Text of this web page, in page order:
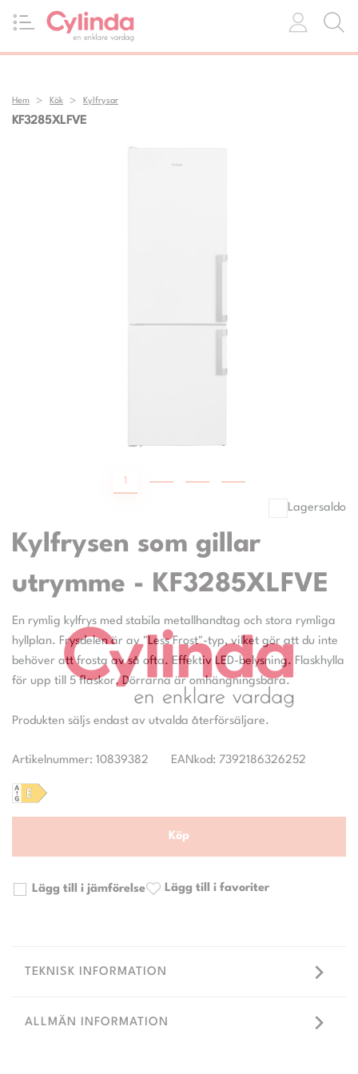
Hem Kök Kylfrysar
KF3285XLFVE
1
Lagersaldo
Kylfrysen som gillar
utrymme - KF3285XLFVE
En rymlig kylfrys med stabila metallhandtag och stora rymliga
hyllplan. Frysdelen är av "Less Frost"-typ, vilket gör att du inte
behöver att frosta av så ofta. Effektiv LED-belysning. Flaskhylla
för upp till 5 flaskor. Dörrarna är omhängningsbara.
Artikelnummer: 10839382 EANkod: 7392186326252
Köp
Lägg till i jämförelse Lägg till i favoriter
TEKNISK INFORMATION
ALLMÄN INFORMATION